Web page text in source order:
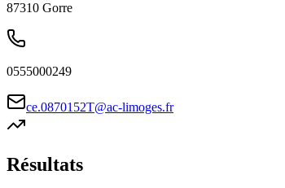
87310 Gorre
0555000249
ce.0870152T@ac-limoges.fr
Résultats